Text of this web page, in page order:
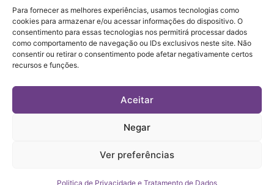
Para fornecer as melhores experiências, usamos tecnologias como
cookies para armazenar e/ou acessar informações do dispositivo. O
consentimento para essas tecnologias nos permitirá processar dados
como comportamento de navegação ou IDs exclusivos neste site. Não
consentir ou retirar o consentimento pode afetar negativamente certos
recursos e funções.
Aceitar
Negar
Ver preferências
Politica de Privacidade e Tratamento de Dados
A 365 Acesso não é plano de saúde e não garante a
cobertura financeira de riscos e de custos assistenciais à
saúde. Você paga apenas quando usar, sem taxa de adesão,
mensalidades ou anuidades.